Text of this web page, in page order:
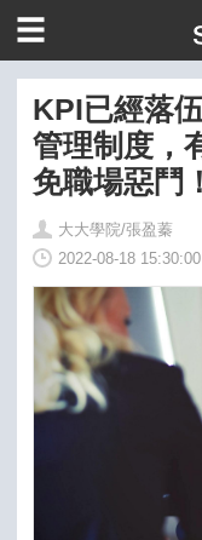
KPI已經落
管理制度，
免職場惡鬥！
大大學院/張盈蓁
2022-08-18 15:30:00